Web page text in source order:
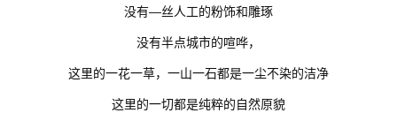
没有—丝人工的粉饰和雕琢
没有半点城市的喧哗，
这里的一花一草，一山一石都是一尘不染的洁净
这里的一切都是纯粹的自然原貌